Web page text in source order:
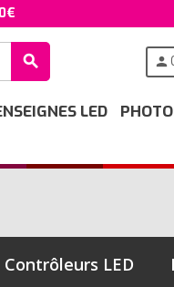
search person
LED
Contrôleurs LED